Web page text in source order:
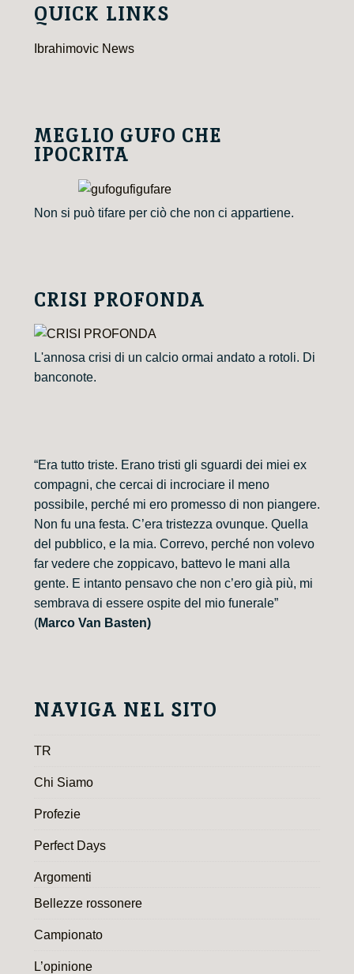
QUICK LINKS
Ibrahimovic News
MEGLIO GUFO CHE
IPOCRITA
Non si può tifare per ciò che non ci appartiene.
CRISI PROFONDA
L'annosa crisi di un calcio ormai andato a rotoli. Di
banconote.
“Era tutto triste. Erano tristi gli sguardi dei miei ex
compagni, che cercai di incrociare il meno
possibile, perché mi ero promesso di non piangere.
Non fu una festa. C’era tristezza ovunque. Quella
del pubblico, e la mia. Correvo, perché non volevo
far vedere che zoppicavo, battevo le mani alla
gente. E intanto pensavo che non c’ero già più, mi
sembrava di essere ospite del mio funerale”
(Marco Van Basten)
NAVIGA NEL SITO
TR
Chi Siamo
Profezie
Perfect Days
Argomenti
Bellezze rossonere
Campionato
L’opinione